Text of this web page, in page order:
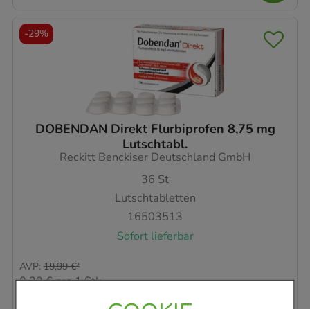
DOBENDAN Direkt Flurbiprofen 8,75 mg
Lutschtabl.
Reckitt Benckiser Deutschland GmbH
36 St
Lutschtabletten
16503513
Sofort lieferbar
AVP: 19,99 €²
0,39 €pro 1 Stk
-29%